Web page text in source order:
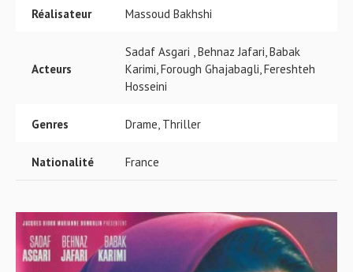
Réalisateur Massoud Bakhshi
Acteurs
Sadaf Asgari , Behnaz Jafari, Babak
Karimi, Forough Ghajabagli, Fereshteh
Hosseini
Genres Drame, Thriller
Nationalité France